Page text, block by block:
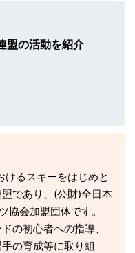
盟の活動を紹介
るスキーをはじめと
であり、(公財)全日本
協会加盟団体です。
の初心者への指導、
の育成等に取り組